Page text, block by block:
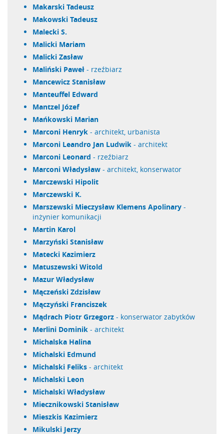
Makarski Tadeusz
Makowski Tadeusz
Malecki S.
Malicki Mariam
Malicki Zasław
Maliński Paweł - rzeźbiarz
Mancewicz Stanisław
Manteuffel Edward
Mantzel Józef
Mańkowski Marian
Marconi Henryk - architekt, urbanista
Marconi Leandro Jan Ludwik - architekt
Marconi Leonard - rzeźbiarz
Marconi Władysław - architekt, konserwator
Marczewski Hipolit
Marczewski K.
Marszewski Mieczysław Klemens Apolinary -
inżynier komunikacji
Martin Karol
Marzyński Stanisław
Matecki Kazimierz
Matuszewski Witold
Mazur Władysław
Mączeński Zdzisław
Mączyński Franciszek
Mądrach Piotr Grzegorz - konserwator zabytków
Merlini Dominik - architekt
Michalska Halina
Michalski Edmund
Michalski Feliks - architekt
Michalski Leon
Michalski Władysław
Miecznikowski Stanisław
Mieszkis Kazimierz
Mikulski Jerzy